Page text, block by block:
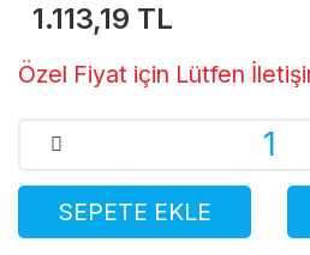
1.113,19 TL
Özel Fiyat için Lütfen
SEPETE EKLE